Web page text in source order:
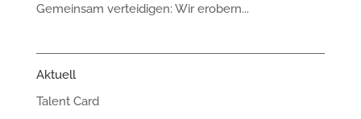
Gemeinsam verteidigen: Wir erobern...
Aktuell
Talent Card